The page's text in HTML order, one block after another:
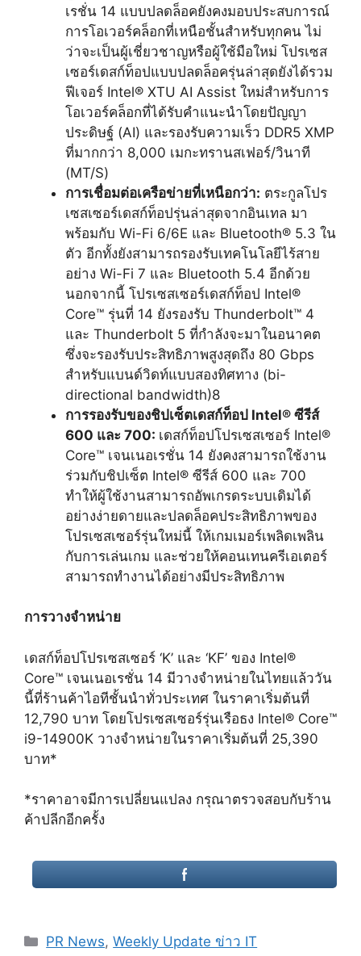
เรชั่น 14 แบบปลดล็อคยังคงมอบประสบการณ์
การโอเวอร์คล็อกที่เหนือชั้นสำหรับทุกคน ไม่
ว่าจะเป็นผู้เชี่ยวชาญหรือผู้ใช้มือใหม่ โปรเซส
เซอร์เดสก์ท็อปแบบปลดล็อครุ่นล่าสุดยังได้รวม
ฟีเจอร์ Intel® XTU AI Assist ใหม่สำหรับการ
โอเวอร์คล็อกที่ได้รับคำแนะนำโดยปัญญา
ประดิษฐ์ (AI) และรองรับความเร็ว DDR5 XMP
ที่มากกว่า 8,000 เมกะทรานสเฟอร์/วินาที
(MT/S)
การเชื่อมต่อเครือข่ายที่เหนือกว่า: ตระกูลโปร
เซสเซอร์เดสก์ท็อปรุ่นล่าสุดจากอินเทล มา
พร้อมกับ Wi-Fi 6/6E และ Bluetooth® 5.3 ใน
ตัว อีกทั้งยังสามารถรองรับเทคโนโลยีไร้สาย
อย่าง Wi-Fi 7 และ Bluetooth 5.4 อีกด้วย
นอกจากนี้ โปรเซสเซอร์เดสก์ท็อป Intel®
Core™ รุ่นที่ 14 ยังรองรับ Thunderbolt™ 4
และ Thunderbolt 5 ที่กำลังจะมาในอนาคต
ซึ่งจะรองรับประสิทธิภาพสูงสุดถึง 80 Gbps
สำหรับแบนด์วิดท์แบบสองทิศทาง (bi-
directional bandwidth)8
การรองรับของชิปเซ็ตเดสก์ท็อป Intel® ซีรีส์
600 และ 700: เดสก์ท็อปโปรเซสเซอร์ Intel®
Core™ เจนเนอเรชั่น 14 ยังคงสามารถใช้งาน
ร่วมกับชิปเซ็ต Intel® ซีรีส์ 600 และ 700
ทำให้ผู้ใช้งานสามารถอัพเกรดระบบเดิมได้
อย่างง่ายดายและปลดล็อคประสิทธิภาพของ
โปรเซสเซอร์รุ่นใหม่นี้ ให้เกมเมอร์เพลิดเพลิน
กับการเล่นเกม และช่วยให้คอนเทนครีเอเตอร์
สามารถทำงานได้อย่างมีประสิทธิภาพ
การวางจำหน่าย
เดสก์ท็อปโปรเซสเซอร์ ‘K’ และ ‘KF’ ของ Intel®
Core™ เจนเนอเรชั่น 14 มีวางจำหน่ายในไทยแล้ววัน
นี้ที่ร้านค้าไอทีชั้นนำทั่วประเทศ ในราคาเริ่มต้นที่
12,790 บาท โดยโปรเซสเซอร์รุ่นเรือธง Intel® Core™
i9-14900K วางจำหน่ายในราคาเริ่มต้นที่ 25,390
บาท*
*ราคาอาจมีการเปลี่ยนแปลง กรุณาตรวจสอบกับร้าน
ค้าปลีกอีกครั้ง
Categories
PR News,Weekly Update ข่าว IT